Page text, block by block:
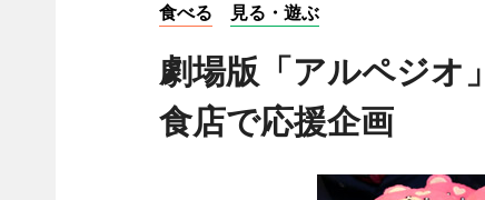
食べる 見る・遊ぶ
劇場版「アルペジオ
食店で応援企画